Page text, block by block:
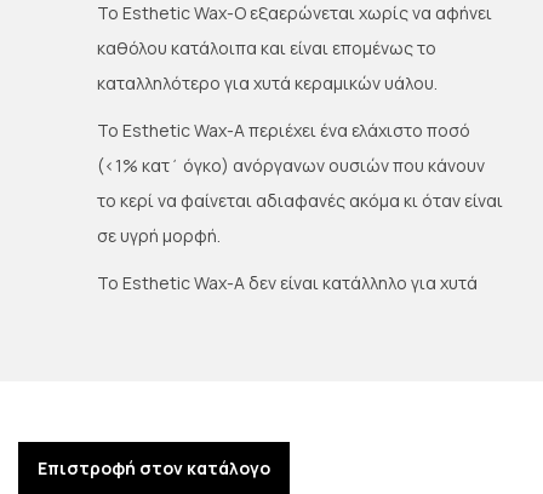
Το Esthetic Wax-O εξαερώνεται χωρίς να αφήνει
καθόλου κατάλοιπα και είναι επομένως το
καταλληλότερο για χυτά κεραμικών υάλου.
Το Esthetic Wax-A περιέχει ένα ελάχιστο ποσό
(<1% κατ΄ όγκο) ανόργανων ουσιών που κάνουν
το κερί να φαίνεται αδιαφανές ακόμα κι όταν είναι
σε υγρή μορφή.
Το Esthetic Wax-A δεν είναι κατάλληλο για χυτά
και μπεζ.
Επιστροφή στον κατάλογο